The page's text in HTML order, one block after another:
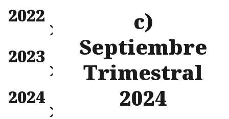
Trimestral
Anual
2022
Trimestral
Anual
2023
Trimestral
Anual
2024
c)
Septiembre
Trimestral
2024